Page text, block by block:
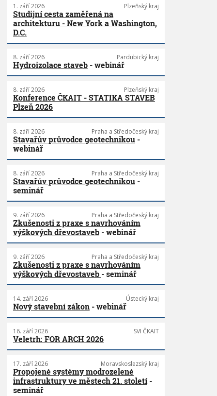
1. září 2026 Plzeňský kraj
Studijní cesta zaměřená na
architekturu - New York a Washington,
D.C.
8. září 2026 Pardubický kraj
Hydroizolace staveb - webinář
8. září 2026 Plzeňský kraj
Konference ČKAIT - STATIKA STAVEB
Plzeň 2026
8. září 2026 Praha a Středočeský kraj
Stavařův průvodce geotechnikou -
webinář
8. září 2026 Praha a Středočeský kraj
Stavařův průvodce geotechnikou -
seminář
9. září 2026 Praha a Středočeský kraj
Zkušenosti z praxe s navrhováním
výškových dřevostaveb - webinář
9. září 2026 Praha a Středočeský kraj
Zkušenosti z praxe s navrhováním
výškových dřevostaveb - seminář
14. září 2026 Ústecký kraj
Nový stavební zákon - webinář
16. září 2026 SVI ČKAIT
Veletrh: FOR ARCH 2026
17. září 2026 Moravskoslezský kraj
Propojené systémy modrozelené
infrastruktury ve městech 21. století -
seminář